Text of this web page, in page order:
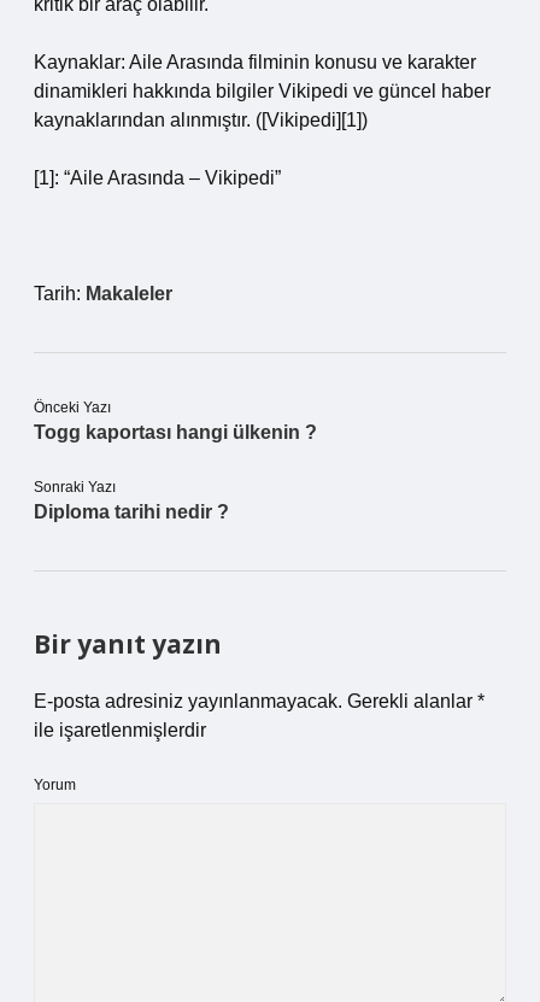
kritik bir araç olabilir.
Kaynaklar: Aile Arasında filminin konusu ve karakter
dinamikleri hakkında bilgiler Vikipedi ve güncel haber
kaynaklarından alınmıştır. ([Vikipedi][1])
[1]: “Aile Arasında – Vikipedi”
Tarih: Makaleler
Önceki Yazı
Togg kaportası hangi ülkenin ?
Sonraki Yazı
Diploma tarihi nedir ?
Bir yanıt yazın
E-posta adresiniz yayınlanmayacak. Gerekli alanlar *
ile işaretlenmişlerdir
Yorum